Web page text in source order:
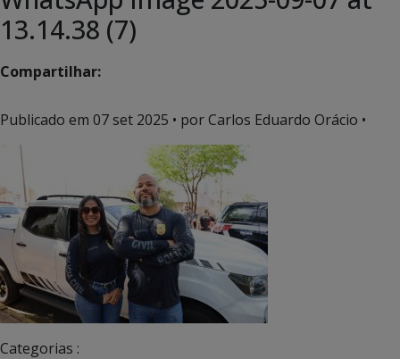
13.14.38 (7)
Compartilhar:
Publicado em 07 set 2025 • por Carlos Eduardo Orácio •
Categorias :